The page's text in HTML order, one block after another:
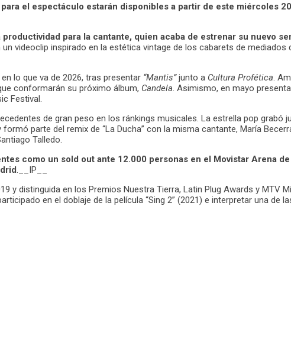
el espectáculo estarán disponibles a partir de este miércoles
para la cantante, quien acaba de estrenar su nuevo
videoclip inspirado en la estética vintage de los cabarets de
lo que va de 2026, tras presentar “Mantis”junto a Cultura Profética .
conformarán su próximo álbum, Candela . Asimismo, en mayo
Festival.
de gran peso en los ránkings musicales. La estrella pop grabó
parte del remix de “La Ducha” con la misma cantante, María
Talledo.
como un sold out ante 12.000 personas en el Movistar Arena
.__IP__
y distinguida en los Premios Nuestra Tierra, Latin Plug Awards y MTV
en el doblaje de la película “Sing 2” (2021) e interpretar una de